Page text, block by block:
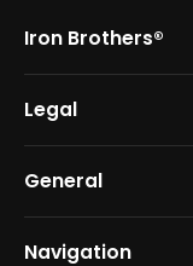
Iron Brothers®
Legal
General
Navigation